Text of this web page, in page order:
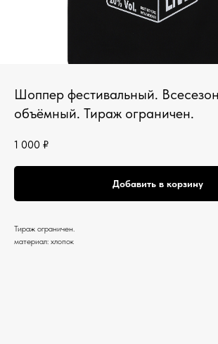
Шоппер фестивальный.
объёмный. Тираж ограничен.
1 000 ₽
Добавить в корзину
Тираж ограничен.
материал: хлопок